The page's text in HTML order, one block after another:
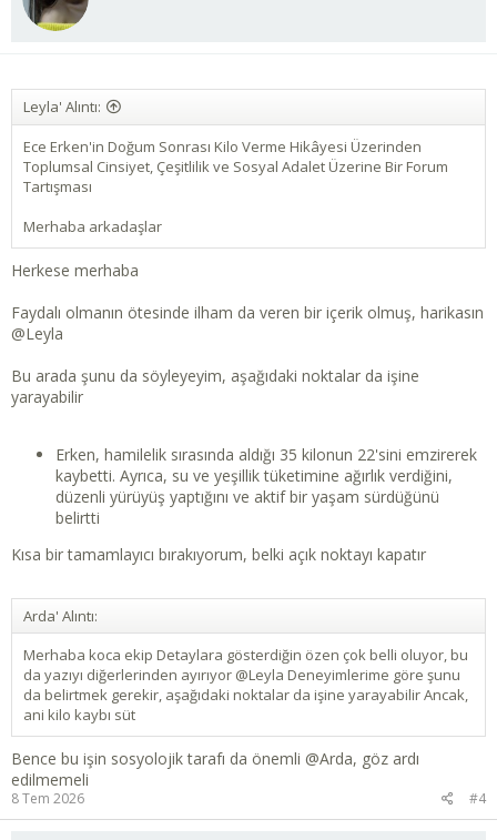
Leyla' Alıntı:
Ece Erken'in Doğum Sonrası Kilo Verme Hikâyesi Üzerinden
Toplumsal Cinsiyet, Çeşitlilik ve Sosyal Adalet Üzerine Bir Forum
Tartışması
Merhaba arkadaşlar
Herkese merhaba
Faydalı olmanın ötesinde ilham da veren bir içerik olmuş, harikasın
@Leyla
Bu arada şunu da söyleyeyim, aşağıdaki noktalar da işine
yarayabilir
Erken, hamilelik sırasında aldığı 35 kilonun 22'sini emzirerek
kaybetti. Ayrıca, su ve yeşillik tüketimine ağırlık verdiğini,
düzenli yürüyüş yaptığını ve aktif bir yaşam sürdüğünü
belirtti
Kısa bir tamamlayıcı bırakıyorum, belki açık noktayı kapatır
Arda' Alıntı:
Merhaba koca ekip Detaylara gösterdiğin özen çok belli oluyor, bu
da yazıyı diğerlerinden ayırıyor @Leyla Deneyimlerime göre şunu
da belirtmek gerekir, aşağıdaki noktalar da işine yarayabilir Ancak,
ani kilo kaybı süt
Bence bu işin sosyolojik tarafı da önemli @Arda, göz ardı
edilmemeli
8 Tem 2026 #4